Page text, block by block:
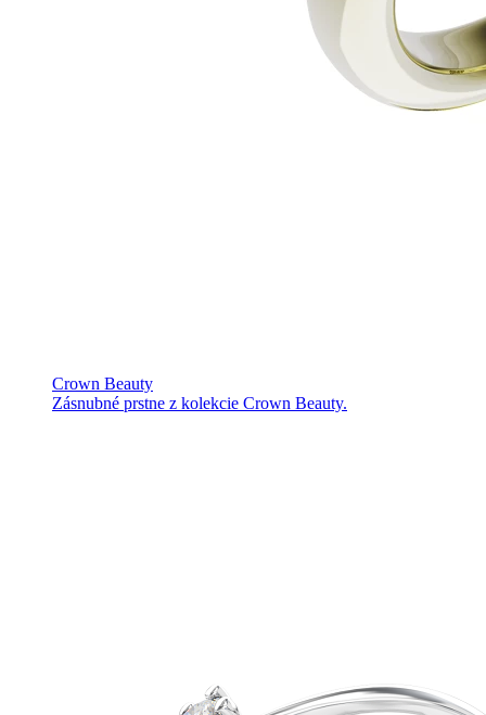
Crown Beauty
Zásnubné prstne z kolekcie Crown Beauty.